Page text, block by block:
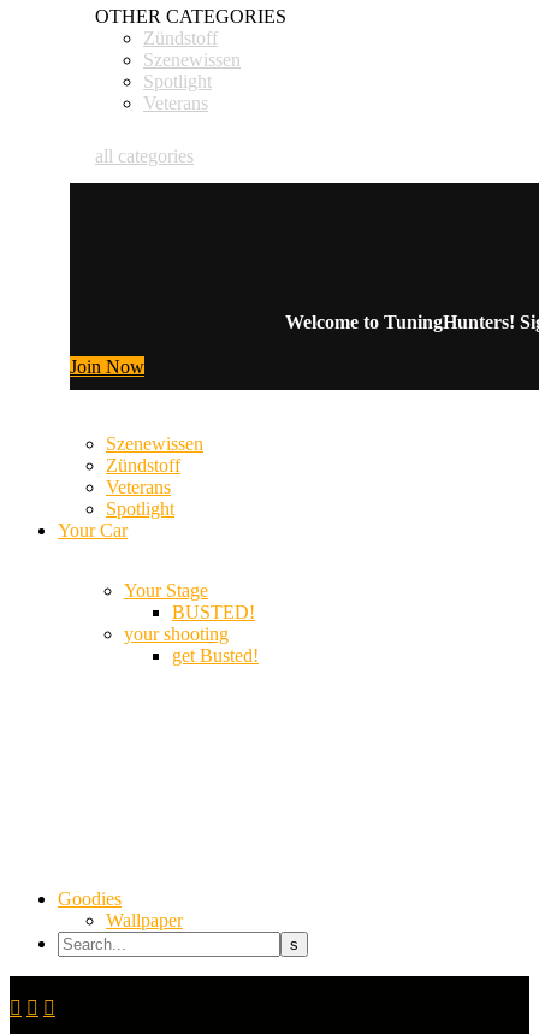
OTHER CATEGORIES
Zündstoff
Szenewissen
Spotlight
Veterans
all categories
Welcome to TuningHunters!
Join Now
Szenewissen
Zündstoff
Veterans
Spotlight
Your Car
Your Stage
BUSTED!
your shooting
get Busted!
Goodies
Wallpaper
  